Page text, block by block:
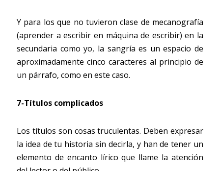
Y para los que no tuvieron clase de mecanografía
(aprender a escribir en máquina de escribir) en la
secundaria como yo, la sangría es un espacio de
aproximadamente cinco caracteres al principio de
un párrafo, como en este caso.
7-Títulos complicados
Los títulos son cosas truculentas. Deben expresar
la idea de tu historia sin decirla, y han de tener un
elemento de encanto lírico que llame la atención